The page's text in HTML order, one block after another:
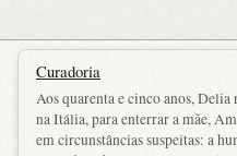
Curadoria
Aos quarenta e cinco anos, Delia
na Itália, para enterrar a mãe,
em circunstâncias suspeitas: a